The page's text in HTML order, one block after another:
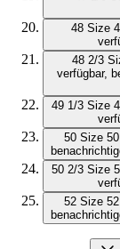
48 Size
48 2/3
verfügbar,
49 1/3 Size
50 Size
50 2/3 Size
52 Size